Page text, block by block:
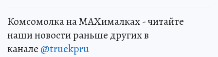
Комсомолка на MAXималках - читайте
наши новости раньше других в
канале @truekpru